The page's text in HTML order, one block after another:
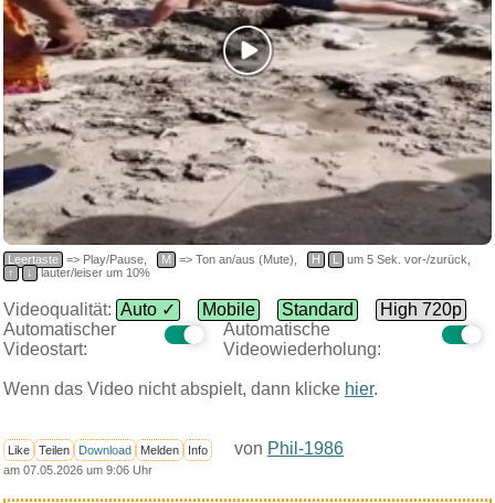
Leertaste => Play/Pause, M => Ton an/aus (Mute), H L
um 5 Sek. vor-/zurück,
↑
↓ lauter/leiser um 10%
Videoqualität: Auto ✓ Mobile Standard
High 720p
Automatischer
Videostart:
Automatische
Videowiederholung:
Wenn das Video nicht abspielt, dann klicke hier.
Like Teilen Download Melden Info von Phil-1986
am 07.05.2026 um 9:06 Uhr